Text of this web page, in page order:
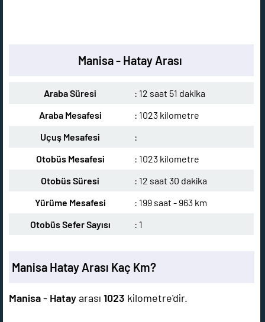
Manisa - Hatay Arası
Araba Süresi
: 12 saat 51 dakika
Araba Mesafesi
: 1023 kilometre
Uçuş Mesafesi
:
Otobüs Mesafesi
: 1023 kilometre
Otobüs Süresi
: 12 saat 30 dakika
Yürüme Mesafesi
: 199 saat - 963 km
Otobüs Sefer Sayısı
: 1
Manisa Hatay Arası Kaç Km?
Manisa- Hatayarası 1023 kilometre'dir.